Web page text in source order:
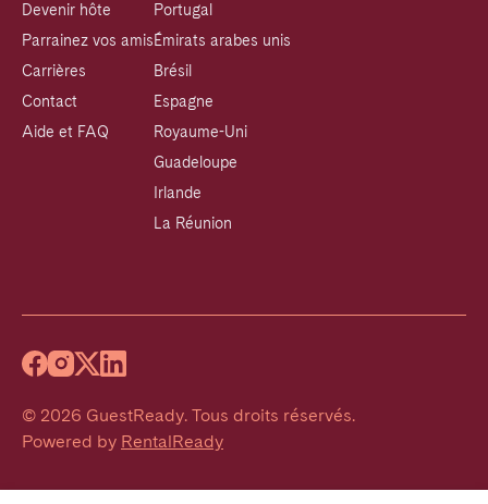
Devenir hôte
Parrainez vos amis
Carrières
Contact
Aide et FAQ
Portugal
Émirats arabes unis
Brésil
Espagne
Royaume-Uni
Guadeloupe
Irlande
La Réunion
© 2026 GuestReady. Tous droits réservés.
Powered by RentalReady